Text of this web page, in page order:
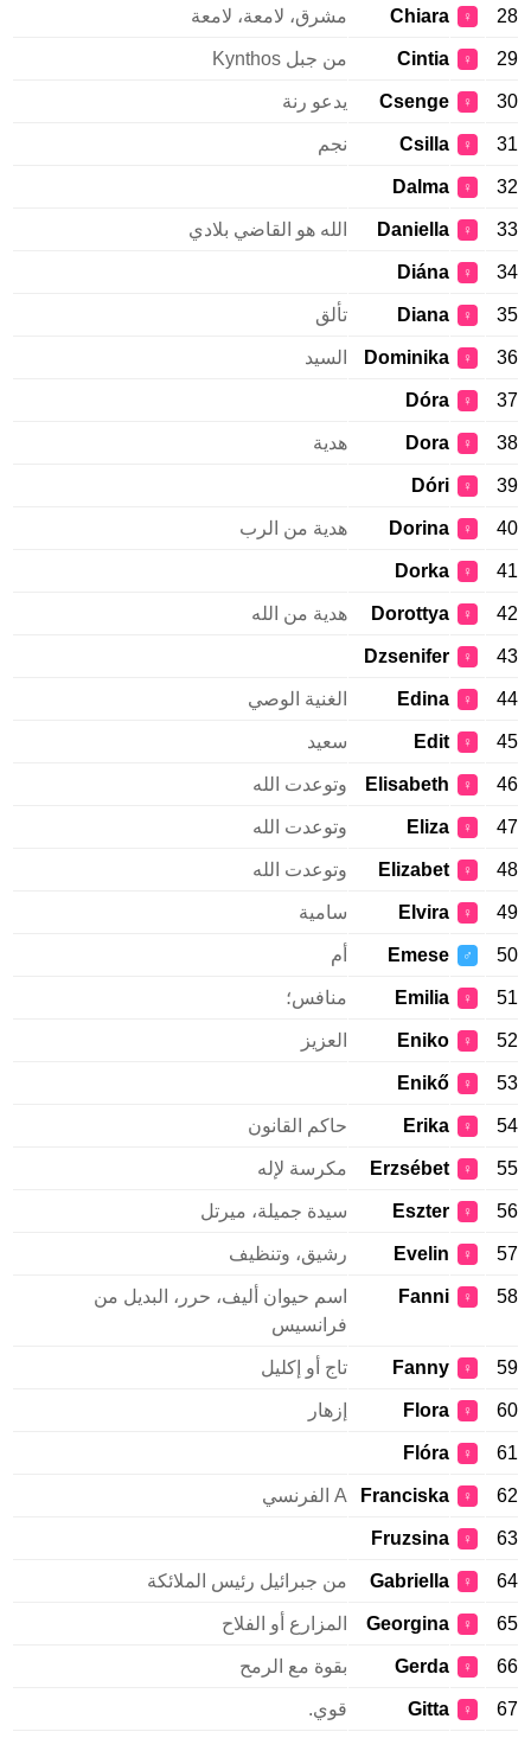
28
♀
Chiara مشرق، لامعة، لامعة
29
♀
Cintia من جبل Kynthos
30
♀
Csenge يدعو رنة
31
♀
Csilla نجم
32
♀
Dalma
33
♀
Daniella الله هو القاضي بلادي
34
♀
Diána
35
♀
Diana تألق
36
♀
Dominika السيد
37
♀
Dóra
38
♀
Dora هدية
39
♀
Dóri
40
♀
Dorina هدية من الرب
41
♀
Dorka
42
♀
Dorottya هدية من الله
43
♀
Dzsenifer
44
♀
Edina الغنية الوصي
45
♀
Edit سعيد
46
♀
Elisabeth وتوعدت الله
47
♀
Eliza وتوعدت الله
48
♀
Elizabet وتوعدت الله
49
♀
Elvira سامية
50
♂
Emese أم
51
♀
Emilia منافس؛
52
♀
Eniko العزيز
53
♀
Enikő
54
♀
Erika حاكم القانون
55
♀
Erzsébet مكرسة لإله
56
♀
Eszter سيدة جميلة، ميرتل
57
♀
Evelin رشيق، وتنظيف
58
♀
Fanni
اسم حيوان أليف، حرر، البديل من
فرانسيس
59
♀
Fanny تاج أو إكليل
60
♀
Flora إزهار
61
♀
Flóra
62
♀
Franciska A الفرنسي
63
♀
Fruzsina
64
♀
Gabriella من جبرائيل رئيس الملائكة
65
♀
Georgina المزارع أو الفلاح
66
♀
Gerda بقوة مع الرمح
67
♀
Gitta قوي.